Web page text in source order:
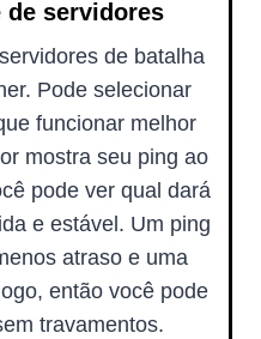
servidores
de batalha
Pode selecionar
funcionar melhor
mostra seu ping ao
pode ver qual dará
e estável. Um ping
atraso e uma
então você pode
travamentos.